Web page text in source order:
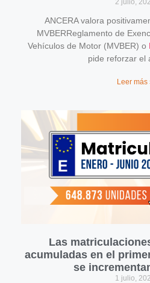
2 julio,
ANCERA valora
MVBERReglamento de
Vehículos de Motor (MVBER) o
pide reforzar el
Leer más
Las
acumuladas en el
se
1 julio,